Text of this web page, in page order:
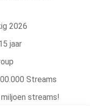
2026
jaar
Streams
streams!